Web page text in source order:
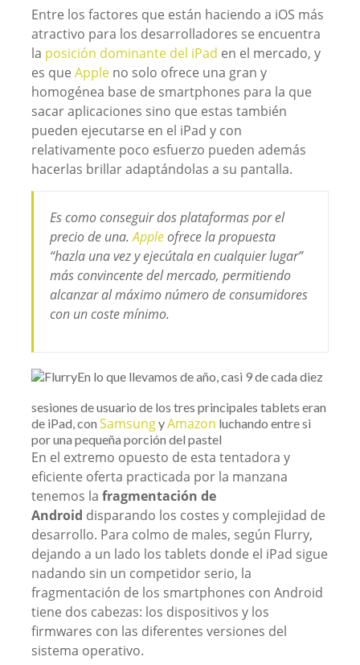
Entre los factores que están haciendo a iOS más
atractivo para los desarrolladores se encuentra
la posición dominante del iPad en el mercado, y
es que Appleno solo ofrece una gran y
homogénea base de smartphones para la que
sacar aplicaciones sino que estas también
pueden ejecutarse en el iPad y con
relativamente poco esfuerzo pueden además
hacerlas brillar adaptándolas a su pantalla.
Es como conseguir dos plataformas por el
precio de una.Appleofrece la propuesta
“hazla una vez y ejecútala en cualquier lugar”
más convincente del mercado, permitiendo
alcanzar al máximo número de consumidores
con un coste mínimo.
En lo que llevamos de año, casi 9 de cada diez
sesiones de usuario de los tres principales tablets eran
de iPad, con SamsungyAmazon luchando entre si
por una pequeña porción del pastel
En el extremo opuesto de esta tentadora y
eficiente oferta practicada por la manzana
tenemos la fragmentación de
Android disparando los costes y complejidad de
desarrollo. Para colmo de males, según Flurry,
dejando a un lado los tablets donde el iPad sigue
nadando sin un competidor serio, la
fragmentación de los smartphones con Android
tiene dos cabezas: los dispositivos y los
firmwares con las diferentes versiones del
sistema operativo.